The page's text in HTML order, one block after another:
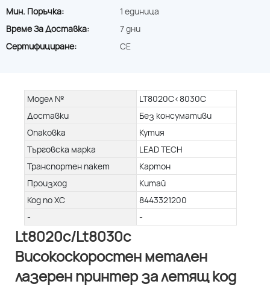
Мин. Поръчка:
1 единица
Време За Доставка:
7 дни
Сертифициране:
CE
Модел №
LT8020C<8030C
Доставки
Без консумативи
Опаковка
Кутия
Търговска марка
LEAD TECH
Транспортен пакет
Картон
Произход
Китай
Код по ХС
8443321200
-
-
Lt8020c/Lt8030c
Високоскоростен метален
лазерен принтер за летящ код